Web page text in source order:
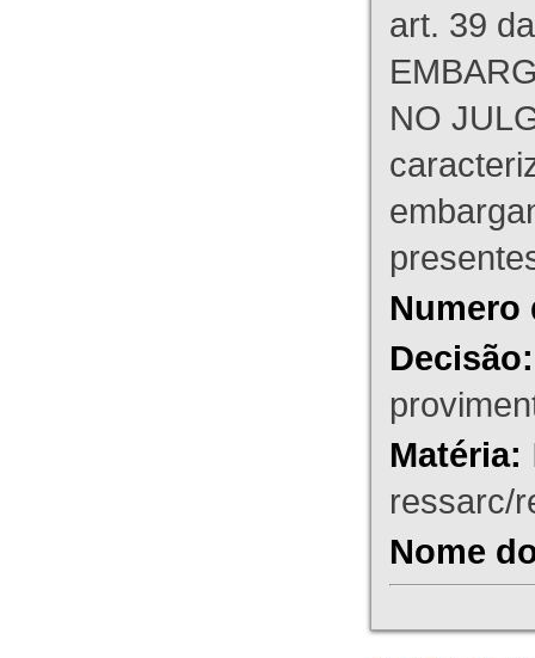
art. 39
NO
Numero
Decisão:
Matéria:
ressarc/
Nome